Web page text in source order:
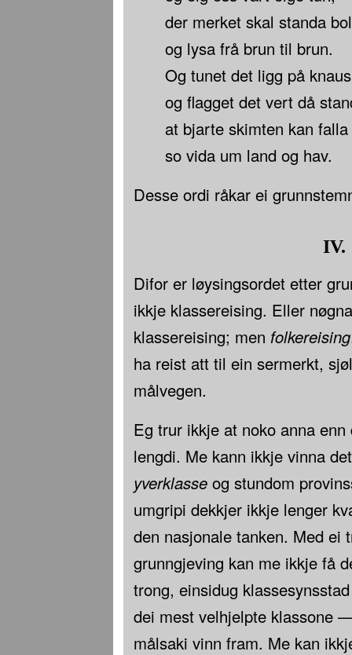
der merket skal standa
og lysa frå brun til brun.
Og tunet det ligg på
og flagget det vert då
at bjarte skimten kan
so vida um land og hav.
Desse ordi råkar ei
IV.
Difor er løysingsordet etter
ikkje klassereising. Eller
klassereising; men folkereising
ha reist att til ein sermerkt,
målvegen.
Eg trur ikkje at noko anna
lengdi. Me kann ikkje vinna
yverklasseog stundom
umgripi dekkjer ikkje lenger
den nasjonale tanken. Med ei
grunngjeving kan me ikkje få
trong, einsidug
dei mest velhjelpte klassone
målsaki vinn fram. Me kan